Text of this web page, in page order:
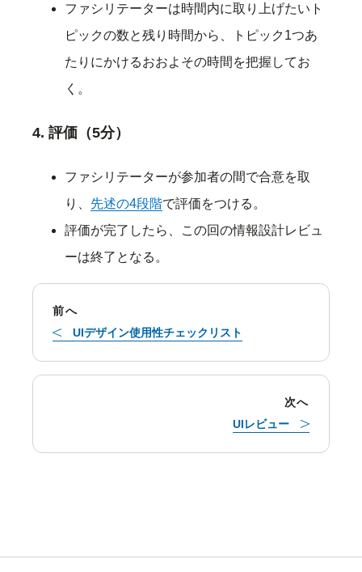
ファシリテーターは時間内に取り上げたいト
ピックの数と残り時間から、トピック1つあ
たりにかけるおおよその時間を把握してお
く。
4. 評価（5分）
ファシリテーターが参加者の間で合意を取
り、 先述の4段階で評価をつける。
評価が完了したら、この回の情報設計レビュ
ーは終了となる。
前へ
UIデザイン使用性チェックリスト
次へ
UIレビュー